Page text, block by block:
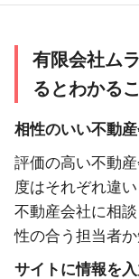
有限会社ム
るとわかる
相性のいい不動
評価の高い不動
度はそれぞれ違い
不動産会社に相
性の合う担当者か
サイトに情報を